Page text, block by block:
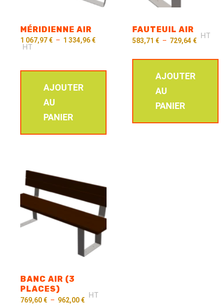
MÉRIDIENNE AIR
1 067,97 € – 1 334,96 €
HT
AJOUTER
AU
PANIER
FAUTEUIL AIR
583,71 € – 729,64 €
HT
AJOUTER
AU
PANIER
BANC AIR (3
PLACES)
769,60 € – 962,00 €
HT